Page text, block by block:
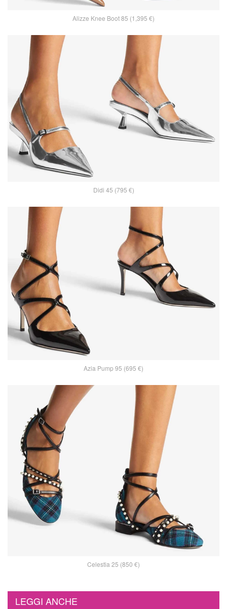
Alizze Knee Boot 85 (1,395 €)
Didi 45 (795 €)
Azia Pump 95 (695 €)
Celestia 25 (850 €)
LEGGI ANCHE